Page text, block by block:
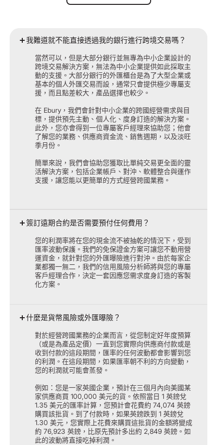
我難道就不能直接透過我的銀行進行跨境交易嗎？
當然可以，但是大部分銀行並無專為中小企業設計的
跨境交易解決方案，無法為中小企業提供如此採取主
動的支援。大部分銀行的外匯櫃台是為了大型企業或
基本的個人外匯交易而設，通常只會提供極少專屬支
援，而且點差較大，產品選擇也較少。
​在 Ebury，我們會針對中小企業的跨國經營需求與目
標，提供預先主動、個人化、度身訂造的解決方案。
此外，您亦會得到一位專屬客戶經理來協助您；他會
了解您的業務、供應商資金流、銷售週期，以及淡旺
季月份。
簡單來說，我們會協助您獲取比單純交易更全面的靈
活解決方案，包括企業帳戶、對沖、軟體整合與運作
支援，讓您能以更簡單的方式經營跨國業務。
簽訂遠期合約是否需要預付任何費用？
您的利潤率將在您的現金流不被抽乾的情況下，受到
匯率波動保護。我們的免保證金方案可讓您不動用營
運資金，就針對您的外匯曝險進行對沖。由於每家企
業都獨一無二，我們的信用風險分析師將與您的專屬
客戶經理合作，決定一套因應您需求度身訂造的客製
化方案。
什麼是貨幣風險或外匯曝險？
對於經營跨國業務的企業而言，從您制定好年度預算
（或是為產品定價）一直到您實際向供應商付款或是
收到付款的這段期間，匯率的任何波動都會影響到您
的利潤。在這段期間，如果匯率朝不利的方向變動，
您的利潤就可能會蒸發。
例如：您是一家英國企業，預計在三個月內向美國某
家供應商買 100,000 美元的貨。依照當日 1 英鎊兌
1.35 美元的匯率計算，您預計會花費約 74,074 英鎊
購買該批貨。到了付款時，如果英鎊跌到 1 英鎊兌
1.30 美元，您實際上花費來購買這批貨的金額將變成
約 76,923 英鎊，比原先預計多出約 2,849 英鎊。如
此的波動將直接吃掉利潤。